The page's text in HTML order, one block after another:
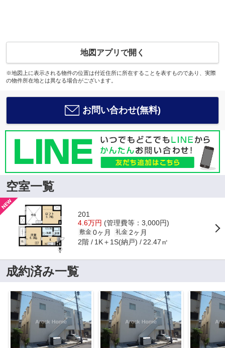
地図アプリで開く
※地図上に表示される物件の位置は付近住所に所在することを表すものであり、実際
の物件所在地とは異なる場合がございます。
お問い合わせ(無料)
空室一覧
201
4.6万円 (管理費等：3,000円)
敷金 0ヶ月 礼金 2ヶ月
2階 1K＋1S(納戸) 22.47㎡
成約済み一覧